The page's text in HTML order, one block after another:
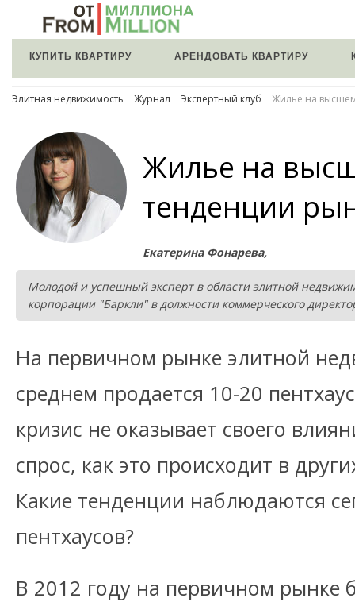
КУПИТЬ КВАРТИРУ АРЕНДОВАТЬ КВАРТИРУ
Элитная недвижимость Журнал Экспертный клуб Жилье на
Жилье на
тенденции
Екатерина Фонарева,
Молодой и успешный эксперт в области элитной
корпорации "Баркли" в должности коммерческого
На первичном рынке элитной
среднем продается 10-20
кризис не оказывает своего
спрос, как это происходит в
Какие тенденции наблюдаются
пентхаусов?
В 2012 году на первичном рынке